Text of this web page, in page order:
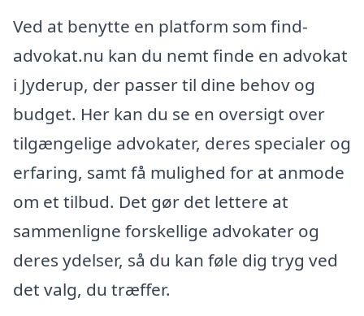
Ved at benytte en platform som find-
advokat.nu kan du nemt finde en advokat
i Jyderup, der passer til dine behov og
budget. Her kan du se en oversigt over
tilgængelige advokater, deres specialer og
erfaring, samt få mulighed for at anmode
om et tilbud. Det gør det lettere at
sammenligne forskellige advokater og
deres ydelser, så du kan føle dig tryg ved
det valg, du træffer.